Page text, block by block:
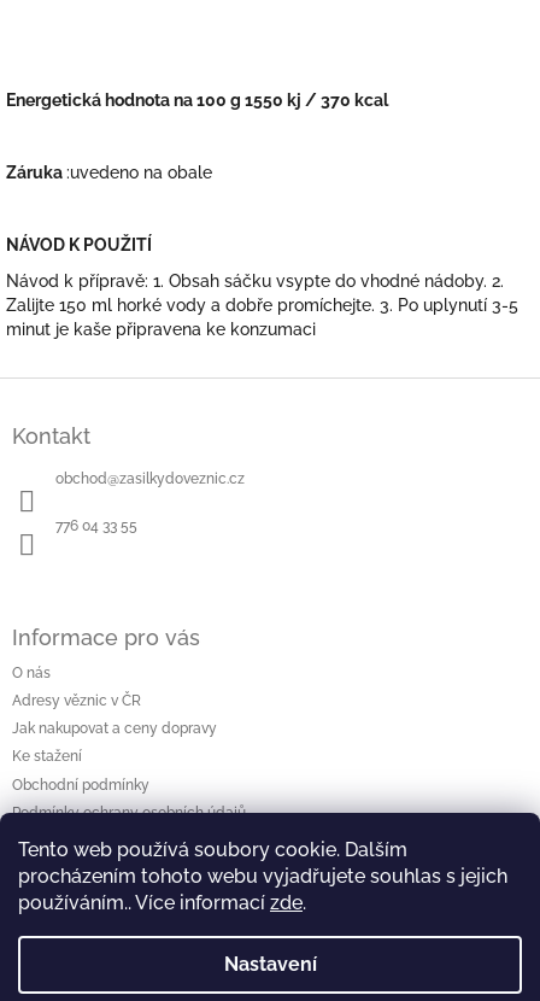
Tento web používá soubory cookie. Dalším
procházením tohoto webu vyjadřujete souhlas s jejich
používáním.. Více informací zde.
Nastavení
Energetická hodnota na 100 g 1550 kj / 370 kcal
Záruka:uvedeno na obale
NÁVOD K POUŽITÍ
Návod k přípravě: 1. Obsah sáčku vsypte do vhodné nádoby. 2.
Zalijte 150 ml horké vody a dobře promíchejte. 3. Po uplynutí 3-5
minut je kaše připravena ke konzumaci
Kontakt
obchod@zasilkydoveznic.cz
776 04 33 55
Informace pro vás
O nás
Adresy věznic v ČR
Jak nakupovat a ceny dopravy
Ke stažení
Obchodní podmínky
Podmínky ochrany osobních údajů
Vyhledávání
Hledat